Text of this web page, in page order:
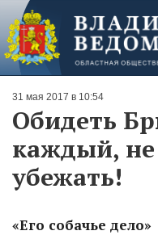
31 мая 2017 в 10:54
Обидеть
каждый,
убежать!
«Его собачье дело»